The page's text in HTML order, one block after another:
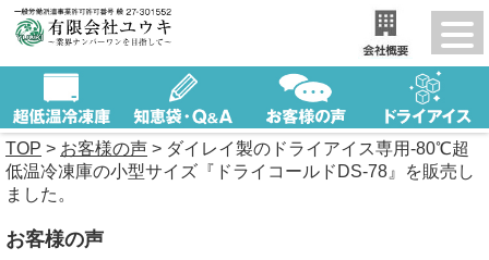
TOP > お客様の声 > ダイレイ製のドライアイス専用-80℃超
低温冷凍庫の小型サイズ『ドライコールドDS-78』を販売し
ました。
お客様の声